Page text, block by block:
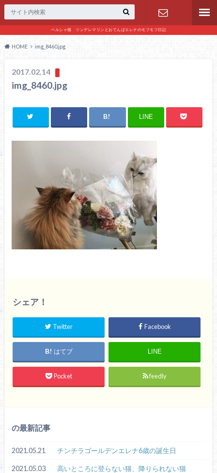
ペルシャ猫 ツンデレマリンとおてんばエレナのモフモフ日記
お問い合わ
HOME img_8460.jpg
2017.02.14
img_8460.jpg
LINE
シェア！
Twitter Facebook
はてブ LINE
Pocket feedly
の最新記事
2021.05.21 チンチラゴールデンエレナ6歳の誕生日
2021.05.03 高いところに登らない猫、降りられない猫